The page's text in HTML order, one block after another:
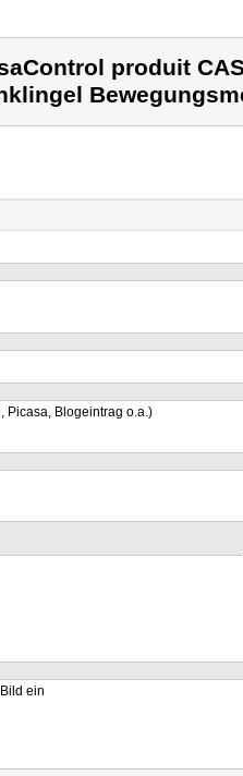
produit
Picasa, Blogeintrag o.a.)
ein